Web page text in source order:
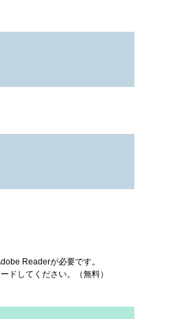
Readerが必要です。
ドしてください。（無料）